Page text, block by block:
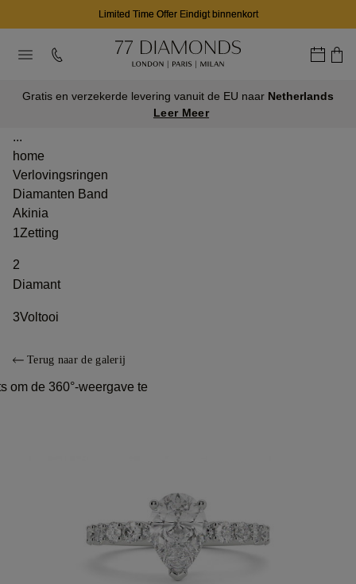
Limited Time Offer Eindigt binnenkort
Gratis en verzekerde levering vanuit de EU naar Netherlands
Leer Meer
...
home
Verlovingsringen
Diamanten Band
Akinia
1Zetting
2
Diamant
3Voltooi
Terug naar de galerij
om de 360°-weergave te